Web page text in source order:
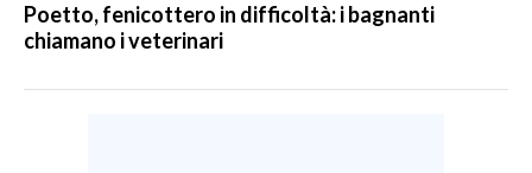
Poetto, fenicottero in difficoltà: i bagnanti
chiamano i veterinari